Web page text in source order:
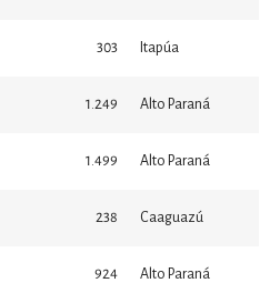
303 Itapúa
1.249 Alto Paraná
1.499 Alto Paraná
238 Caaguazú
924 Alto Paraná